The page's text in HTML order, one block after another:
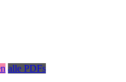
alle PDFs